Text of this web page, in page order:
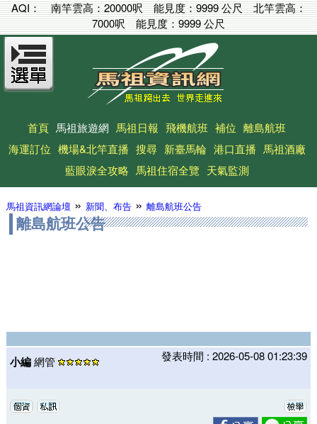
AQI： 南竿雲高：20000呎能見度：9999 公尺北竿雲高：
7000呎能見度：9999 公尺
首頁 馬祖旅遊網 馬祖日報 飛機航班 補位 離島航班
海運訂位 機場&北竿直播 搜尋 新臺馬輪 港口直播 馬祖酒廠
藍眼淚全攻略 馬祖住宿全覽 天氣監測
馬祖資訊網論壇» 新聞、布告» 離島航班公告
離島航班公告
小編網管 發表時間 : 2026-05-08 01:23:39